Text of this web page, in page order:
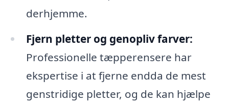
derhjemme.
Fjern pletter og genopliv farver:
Professionelle tæpperensere har
ekspertise i at fjerne endda de mest
genstridige pletter, og de kan hjælpe